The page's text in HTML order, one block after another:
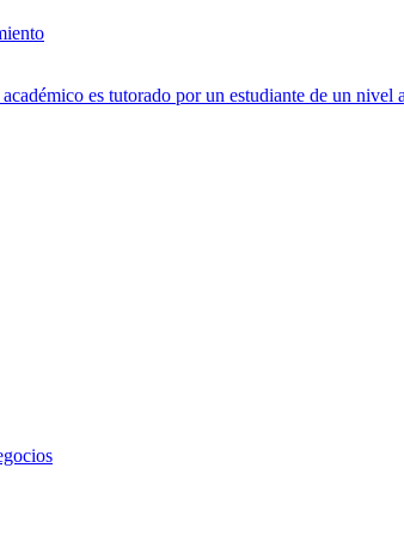
es tutorado por un estudiante de un nivel